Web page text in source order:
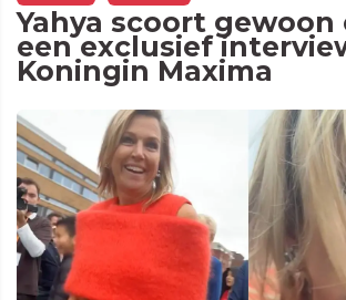
Yahya scoort gewoon
een exclusief
Koningin Maxima